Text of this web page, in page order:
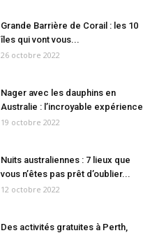
Grande Barrière de Corail : les 10
îles qui vont vous...
26 octobre 2022
Nager avec les dauphins en
Australie : l’incroyable expérience
19 octobre 2022
Nuits australiennes : 7 lieux que
vous n’êtes pas prêt d’oublier...
12 octobre 2022
Des activités gratuites à Perth,